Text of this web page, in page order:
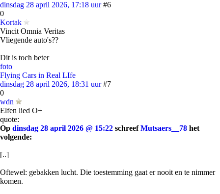
dinsdag 28 april 2026, 17:18 uur #6
0
Kortak
Vincit Omnia Veritas
Vliegende auto's??
Dit is toch beter
foto
Flying Cars in Real LIfe
dinsdag 28 april 2026, 18:31 uur #7
0
wdn
Elfen lied O+
quote:
Op dinsdag 28 april 2026 @ 15:22 schreefMutsaers__78 het
volgende:
[..]
Oftewel: gebakken lucht. Die toestemming gaat er nooit en te nimmer
komen.